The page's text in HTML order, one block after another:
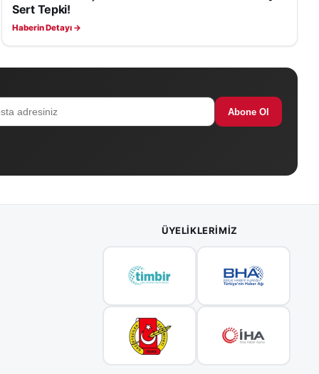
Sert Tepki!
Haberin Detayı →
Abone Ol
ÜYELIKLERIMIZ